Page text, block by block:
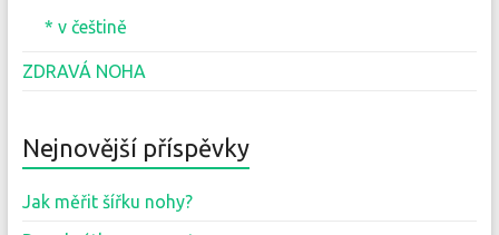
* v češtině
ZDRAVÁ NOHA
Nejnovější příspěvky
Jak měřit šířku nohy?